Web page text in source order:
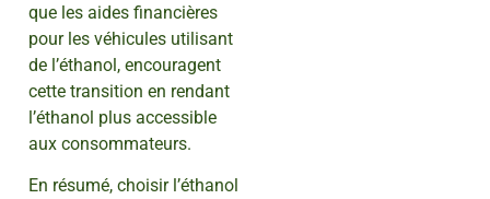
que les aides financières
pour les véhicules utilisant
de l’éthanol, encouragent
cette transition en rendant
l’éthanol plus accessible
aux consommateurs.
En résumé, choisir l’éthanol